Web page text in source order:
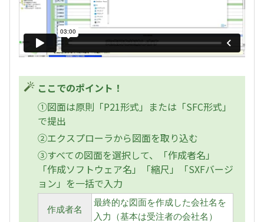
ここでのポイント！
①図面は原則「P21形式」または「SFC形式」
で提出
②エクスプローラから図面を取り込む
③すべての図面を選択して、「作成者名」
「作成ソフトウェア名」「縮尺」「SXFバージ
ョン」を一括で入力
作成者名
最終的な図面を作成した会社名を
入力（基本は受注者の会社名）